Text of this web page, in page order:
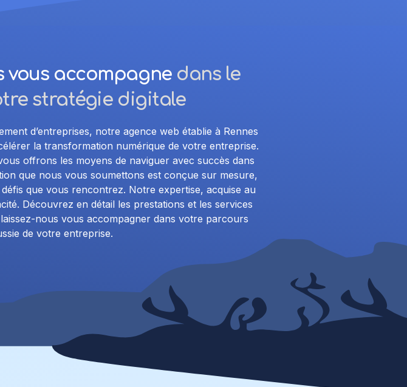
vous accompagne dans le
stratégie digitale
d’entreprises, notre agence web établie à Rennes
la transformation numérique de votre entreprise.
offrons les moyens de naviguer avec succès dans
que nous vous soumettons est conçue sur mesure,
que vous rencontrez. Notre expertise, acquise au
Découvrez en détail les prestations et les services
nous vous accompagner dans votre parcours
de votre entreprise.